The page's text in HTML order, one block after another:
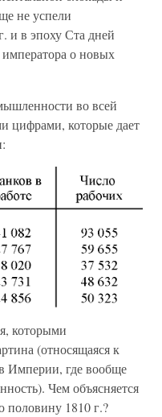
не успели
и в эпоху Ста дней
императора о новых
во всей
цифрами, которые дает
которыми
(относящаяся к
Империи, где вообще
Чем объясняется
половину 1810 г.?